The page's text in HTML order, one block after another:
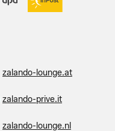
zalando-lounge.at
zalando-prive.it
zalando-lounge.nl